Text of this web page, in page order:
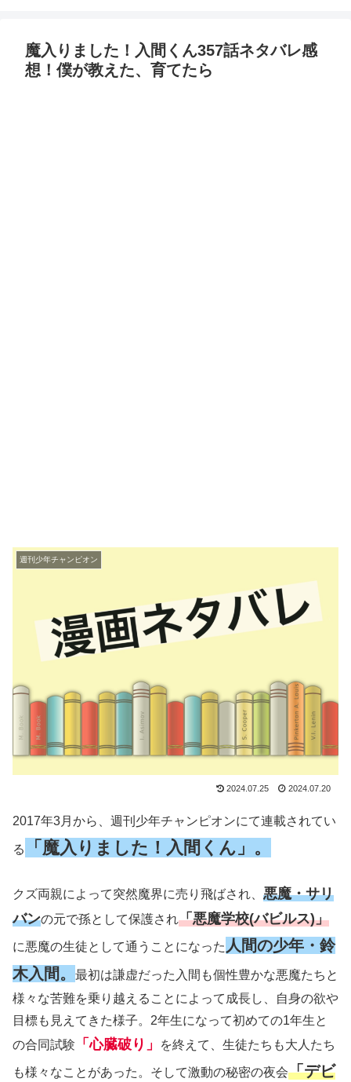
魔入りました！入間くん357話ネタバレ感
想！僕が教えた、育てたら
週刊少年チャンピオン
2024.07.25 2024.07.20
2017年3月から、週刊少年チャンピオンにて連載されてい
る 「魔入りました！入間くん」。
クズ両親によって突然魔界に売り飛ばされ、 悪魔・サリ
バンの元で孫として保護され「悪魔学校(バビルス)」
に悪魔の生徒として通うことになった 人間の少年・鈴
木入間。
最初は謙虚だった入間も個性豊かな悪魔たちと
様々な苦難を乗り越えることによって成長し、自身の欲や
目標も見えてきた様子。2年生になって初めての1年生と
の合同試験
「心臓破り」 を終えて、生徒たちも大人たち
も様々なことがあった。そして激動の秘密の夜会「デビ